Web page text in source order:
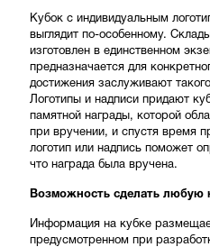
Кубок с индивидуальным
выглядит по-особенному.
изготовлен в единственном
предназначается для
достижения заслуживают
Логотипы и надписи придают
памятной награды, которой
при вручении, и спустя время
логотип или надпись поможет
что награда была вручена.
Возможность сделать любую
Информация на кубке
предусмотренном при